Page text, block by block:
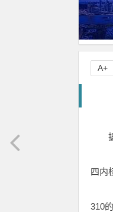
四内
310
A+